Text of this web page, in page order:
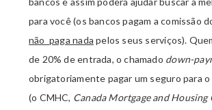
para você (os bancos pagam a comissão
não paga nada pelos seus serviços).
de 20% de entrada, o chamado down-
obrigatoriamente pagar um seguro para
(o CMHC, Canada Mortgage and